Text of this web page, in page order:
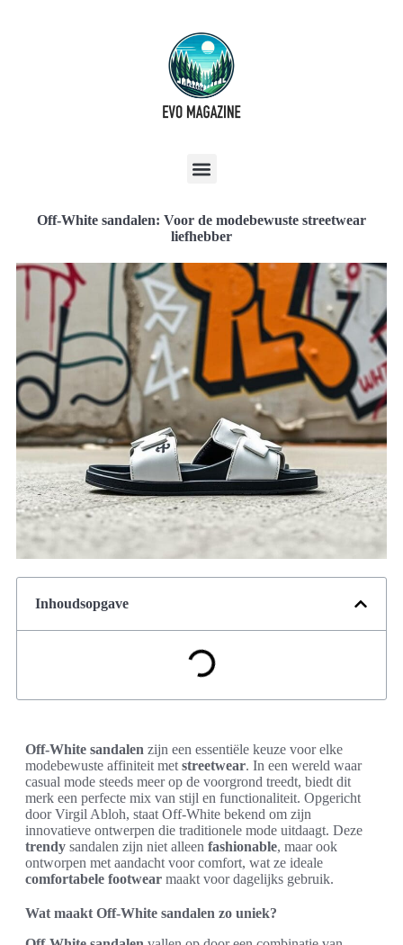
Off-White sandalen: Voor de modebewuste streetwear
liefhebber
Inhoudsopgave
Off-White sandalen zijn een essentiële keuze voor elke
modebewuste affiniteit met streetwear. In een wereld waar
casual mode steeds meer op de voorgrond treedt, biedt dit
merk een perfecte mix van stijl en functionaliteit. Opgericht
door Virgil Abloh, staat Off-White bekend om zijn
innovatieve ontwerpen die traditionele mode uitdaagt. Deze
trendy sandalen zijn niet alleen fashionable, maar ook
ontworpen met aandacht voor comfort, wat ze ideale
comfortabele footwear maakt voor dagelijks gebruik.
Wat maakt Off-White sandalen zo uniek?